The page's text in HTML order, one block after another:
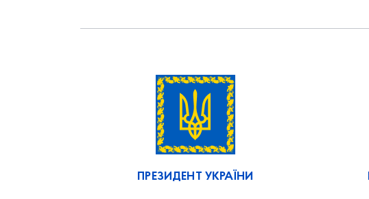
ПРЕЗИДЕНТ УКРАЇНИ